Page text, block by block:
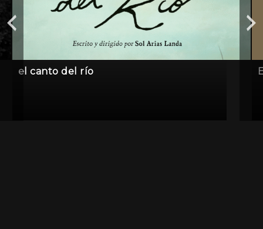
el canto del río